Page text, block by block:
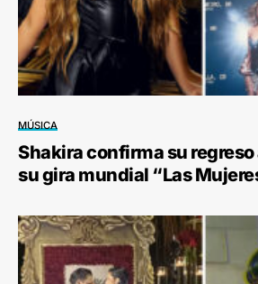
MÚSICA
Shakira confirma su
su gira mundial “Las